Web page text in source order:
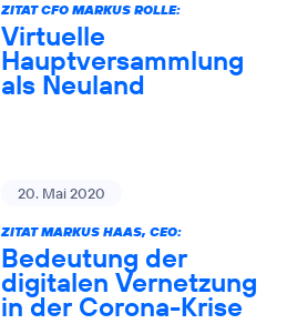
ZITAT CFO MARKUS ROLLE:
Virtuelle
Hauptversammlung
als Neuland
20. Mai 2020
ZITAT MARKUS HAAS, CEO:
Bedeutung der
digitalen Vernetzung
in der Corona-Krise